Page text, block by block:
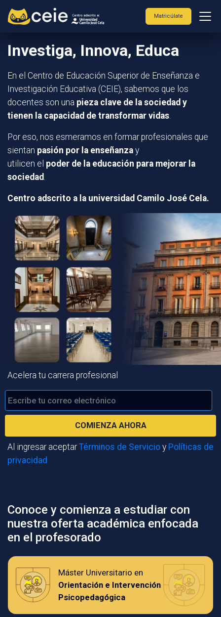
Matricúlate
Investiga, Innova, Educa
En el Centro de Educación Superior de Enseñanza e
Investigación Educativa (CEIE), sabemos que los
docentes son una pieza clave de la sociedad y
tienen la capacidad de transformar vidas.
Por eso, nos esmeramos en formar profesionales que
sientan pasión por la enseñanza y
utilicen el poder de la educación para mejorar la
sociedad.
Centro adscrito a la universidad Camilo José Cela.
Acelera tu carrera profesional
COMIENZA AHORA
Al ingresar aceptarTérminos de Servicio y Políticas de
privacidad
Conoce y comienza a estudiar con
nuestra oferta académica enfocada
en el profesorado
Máster Universitario en
Orientación e Intervención
Psicopedagógica